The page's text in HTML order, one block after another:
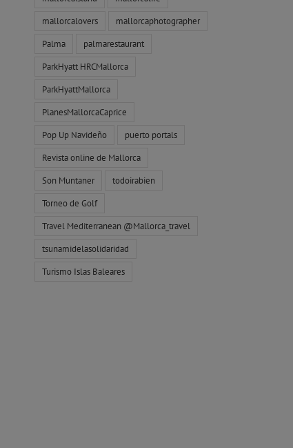
mallorcalovers mallorcaphotographer
Palma palmarestaurant
ParkHyatt HRCMallorca
ParkHyattMallorca
PlanesMallorcaCaprice
Pop Up Navideño puerto portals
Revista online de Mallorca
Son Muntaner todoirabien
Torneo de Golf
Travel Mediterranean @Mallorca_travel
tsunamidelasolidaridad
Turismo Islas Baleares